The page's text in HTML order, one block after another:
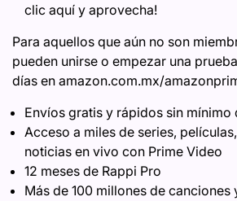
clic aquí y aprovecha!
Para aquellos que aún no son
pueden unirse o empezar una
días en amazon.com.mx/
Envíos gratis y rápidos sin mínimo
Acceso a miles de series,
noticias en vivo con Prime Video
12 meses de Rappi Pro
Más de 100 millones de canciones